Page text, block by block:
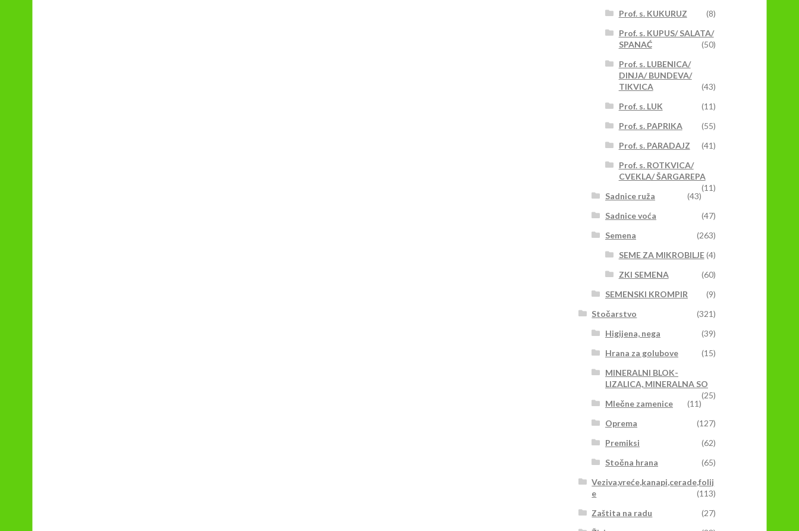
Prof. s. KUKURUZ
(8)
Prof. s. KUPUS/ SALATA/
SPANAĆ
(50)
Prof. s. LUBENICA/
DINJA/ BUNDEVA/
TIKVICA
(43)
Prof. s. LUK
(11)
Prof. s. PAPRIKA
(55)
Prof. s. PARADAJZ
(41)
Prof. s. ROTKVICA/
CVEKLA/ ŠARGAREPA
(11)
Sadnice ruža
(43)
Sadnice voća
(47)
Semena
(263)
SEME ZA MIKROBILJE(4)
ZKI SEMENA
(60)
SEMENSKI KROMPIR
(9)
Stočarstvo
(321)
Higijena, nega
(39)
Hrana za golubove
(15)
MINERALNI BLOK-
LIZALICA, MINERALNA SO
(25)
Mlečne zamenice
(11)
Oprema
(127)
Premiksi
(62)
Stočna hrana
(65)
Veziva,vreće,kanapi,cerade,folij
e
(113)
Zaštita na radu
(27)